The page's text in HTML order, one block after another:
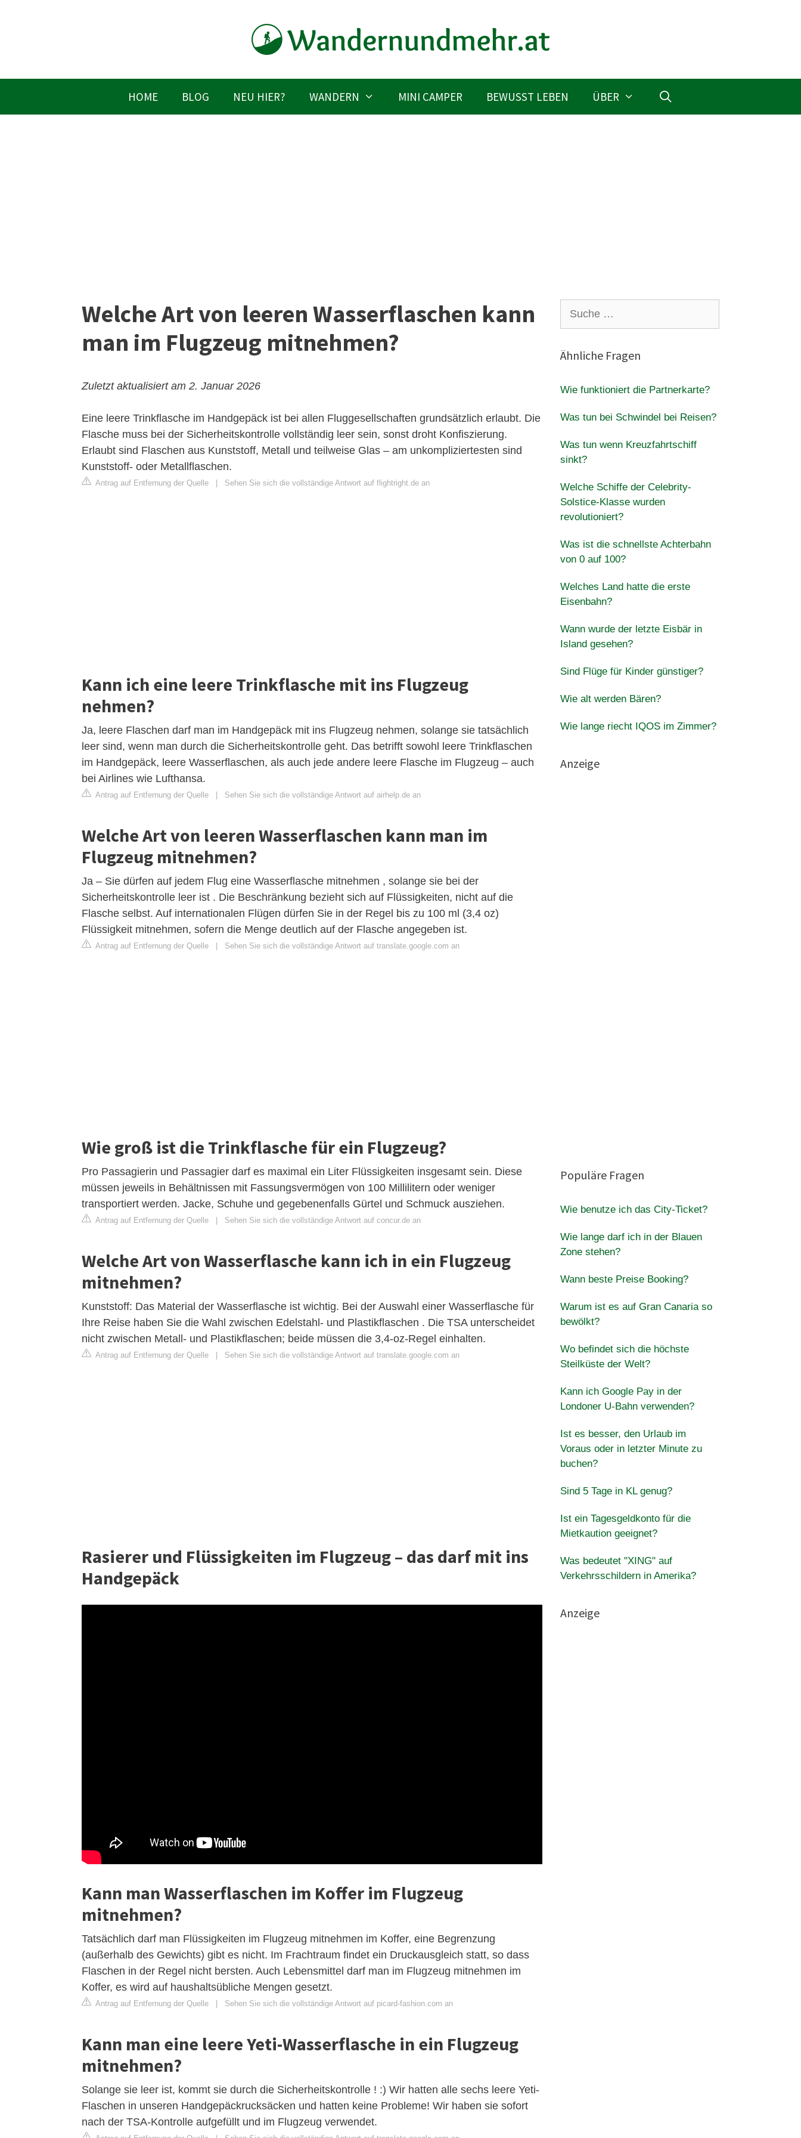
HOME BLOG NEU HIER? WANDERN MINI CAMPER BEWUSST LEBEN ÜBER
Welche Art von leeren Wasserflaschen kann
man im Flugzeug mitnehmen?
Zuletzt aktualisiert am 2. Januar 2026
Eine leere Trinkflasche im Handgepäck ist bei allen Fluggesellschaften grundsätzlich erlaubt. Die
Flasche muss bei der Sicherheitskontrolle vollständig leer sein, sonst droht Konfiszierung.
Erlaubt sind Flaschen aus Kunststoff, Metall und teilweise Glas – am unkompliziertesten sind
Kunststoff- oder Metallflaschen.
Antrag auf Entfernung der Quelle Sehen Sie sich die vollständige Antwort auf flightright.de an
Kann ich eine leere Trinkflasche mit ins Flugzeug
nehmen?
Ja, leere Flaschen darf man im Handgepäck mit ins Flugzeug nehmen, solange sie tatsächlich
leer sind, wenn man durch die Sicherheitskontrolle geht. Das betrifft sowohl leere Trinkflaschen
im Handgepäck, leere Wasserflaschen, als auch jede andere leere Flasche im Flugzeug – auch
bei Airlines wie Lufthansa.
Antrag auf Entfernung der Quelle Sehen Sie sich die vollständige Antwort auf airhelp.de an
Welche Art von leeren Wasserflaschen kann man im
Flugzeug mitnehmen?
Ja – Sie dürfen auf jedem Flug eine Wasserflasche mitnehmen , solange sie bei der
Sicherheitskontrolle leer ist . Die Beschränkung bezieht sich auf Flüssigkeiten, nicht auf die
Flasche selbst. Auf internationalen Flügen dürfen Sie in der Regel bis zu 100 ml (3,4 oz)
Flüssigkeit mitnehmen, sofern die Menge deutlich auf der Flasche angegeben ist.
Antrag auf Entfernung der Quelle Sehen Sie sich die vollständige Antwort auf translate.google.com an
Wie groß ist die Trinkflasche für ein Flugzeug?
Pro Passagierin und Passagier darf es maximal ein Liter Flüssigkeiten insgesamt sein. Diese
müssen jeweils in Behältnissen mit Fassungsvermögen von 100 Millilitern oder weniger
transportiert werden. Jacke, Schuhe und gegebenenfalls Gürtel und Schmuck ausziehen.
Antrag auf Entfernung der Quelle Sehen Sie sich die vollständige Antwort auf concur.de an
Welche Art von Wasserflasche kann ich in ein Flugzeug
mitnehmen?
Kunststoff: Das Material der Wasserflasche ist wichtig. Bei der Auswahl einer Wasserflasche für
Ihre Reise haben Sie die Wahl zwischen Edelstahl- und Plastikflaschen . Die TSA unterscheidet
nicht zwischen Metall- und Plastikflaschen; beide müssen die 3,4-oz-Regel einhalten.
Antrag auf Entfernung der Quelle Sehen Sie sich die vollständige Antwort auf translate.google.com an
Rasierer und Flüssigkeiten im Flugzeug – das darf mit ins
Handgepäck
Kann man Wasserflaschen im Koffer im Flugzeug
mitnehmen?
Tatsächlich darf man Flüssigkeiten im Flugzeug mitnehmen im Koffer, eine Begrenzung
(außerhalb des Gewichts) gibt es nicht. Im Frachtraum findet ein Druckausgleich statt, so dass
Flaschen in der Regel nicht bersten. Auch Lebensmittel darf man im Flugzeug mitnehmen im
Koffer, es wird auf haushaltsübliche Mengen gesetzt.
Antrag auf Entfernung der Quelle | Sehen Sie sich die vollständige Antwort auf picard-fashion.com an
Kann man eine leere Yeti-Wasserflasche in ein Flugzeug
mitnehmen?
Solange sie leer ist, kommt sie durch die Sicherheitskontrolle ! :) Wir hatten alle sechs leere Yeti-
Flaschen in unseren Handgepäckrucksäcken und hatten keine Probleme! Wir haben sie sofort
nach der TSA-Kontrolle aufgefüllt und im Flugzeug verwendet.
nach:
Ähnliche Fragen
Wie funktioniert die Partnerkarte?
Was tun bei Schwindel bei Reisen?
Was tun wenn Kreuzfahrtschiff
sinkt?
Welche Schiffe der Celebrity-
Solstice-Klasse wurden
revolutioniert?
Was ist die schnellste Achterbahn
von 0 auf 100?
Welches Land hatte die erste
Eisenbahn?
Wann wurde der letzte Eisbär in
Island gesehen?
Sind Flüge für Kinder günstiger?
Wie alt werden Bären?
Wie lange riecht IQOS im Zimmer?
Anzeige
Populäre Fragen
Wie benutze ich das City-Ticket?
Wie lange darf ich in der Blauen
Zone stehen?
Wann beste Preise Booking?
Warum ist es auf Gran Canaria so
bewölkt?
Wo befindet sich die höchste
Steilküste der Welt?
Kann ich Google Pay in der
Londoner U-Bahn verwenden?
Ist es besser, den Urlaub im
Voraus oder in letzter Minute zu
buchen?
Sind 5 Tage in KL genug?
Ist ein Tagesgeldkonto für die
Mietkaution geeignet?
Was bedeutet "XING" auf
Verkehrsschildern in Amerika?
Anzeige